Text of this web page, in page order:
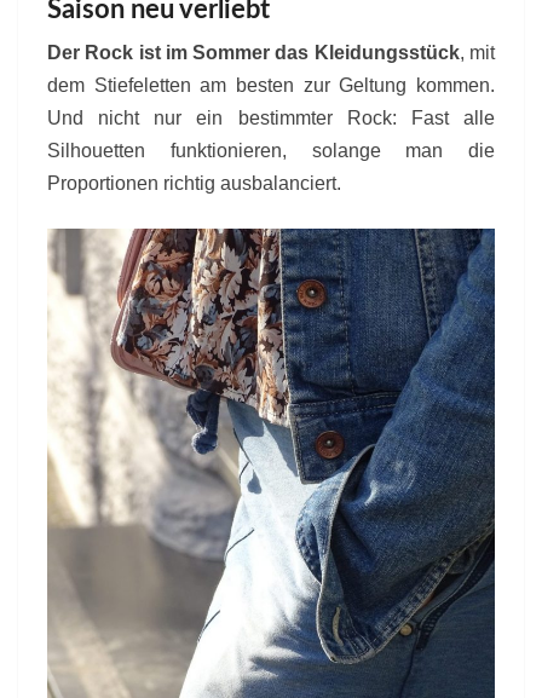
Saison neu verliebt
Der Rock ist im Sommer das Kleidungsstück, mit
dem Stiefeletten am besten zur Geltung kommen.
Und nicht nur ein bestimmter Rock: Fast alle
Silhouetten funktionieren, solange man die
Proportionen richtig ausbalanciert.